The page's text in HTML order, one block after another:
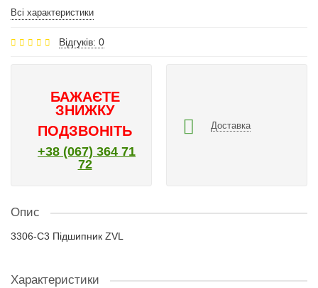
Всі характеристики
Відгуків: 0
БАЖАЄТЕ
ЗНИЖКУ
ПОДЗВОНІТЬ
+38 (067) 364 71
72
Доставка
Опис
3306-C3 Підшипник ZVL
Характеристики